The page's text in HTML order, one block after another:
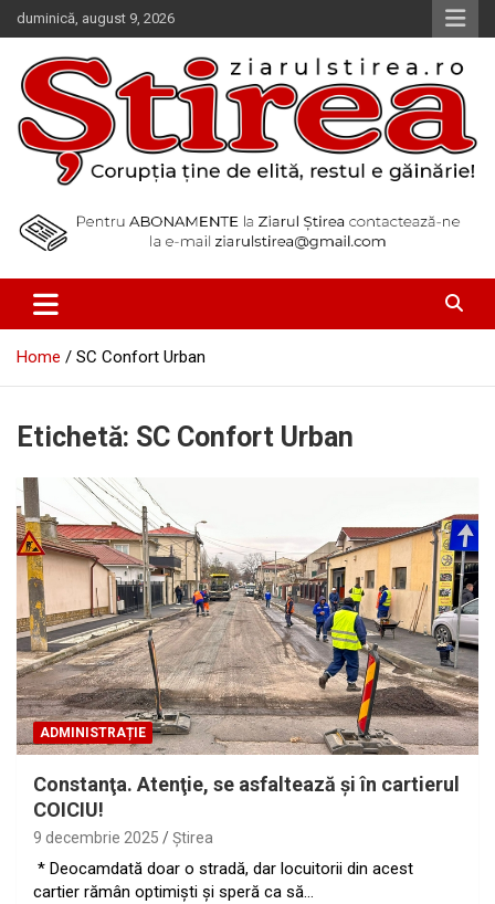
Skip
to
content
duminică, august 9, 2026
Ziarul Știrea
Home SC Confort Urban
Etichetă: SC Confort Urban
ADMINISTRAȚIE
Constanţa. Atenţie, se asfaltează şi în cartierul
COICIU!
9 decembrie 2025 Ştirea
* Deocamdată doar o stradă, dar locuitorii din acest
cartier rămân optimişti şi speră ca să…